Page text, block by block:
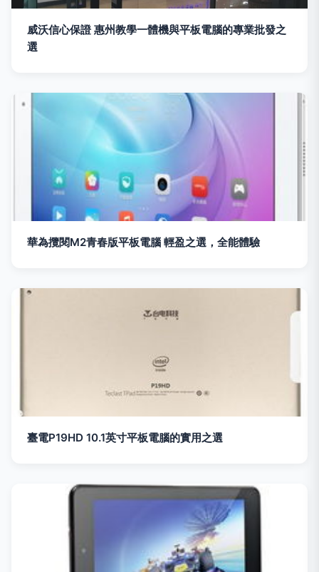
威沃信心保證 惠州教學一體機與平板電腦的專業批發之
選
華為攬閱M2青春版平板電腦 輕盈之選，全能體驗
臺電P19HD 10.1英寸平板電腦的實用之選